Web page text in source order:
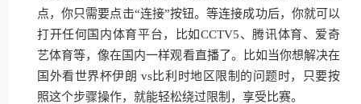
点，你只需要点击“连接”按钮。等连接成功后，你就可以
打开任何国内体育平台，比如CCTV5、腾讯体育、爱奇
艺体育等，像在国内一样观看直播了。比如当你想解决在
国外看世界杯伊朗 vs比利时地区限制的问题时，只要按
照这个步骤操作，就能轻松绕过限制，享受比赛。